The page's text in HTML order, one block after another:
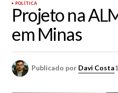
POLÍTICA
Projeto na
em Minas
Publicado por Davi Costa